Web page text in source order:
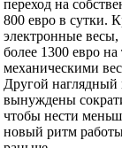
переход на
800 евро в сутки.
электронные
более 1300 евро
механическими
Другой
вынуждены
чтобы нести
новый ритм